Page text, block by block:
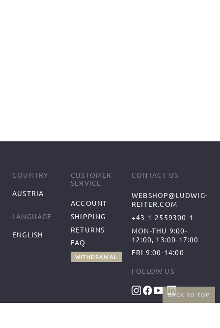
BACK TO TOP
COUNTRY
AUSTRIA
LANGUAGE
ENGLISH
CUSTOMER
SERVICE
ACCOUNT
SHIPPING
RETURNS
FAQ
WITHDRAWAL
CONTACT US
WEBSHOP@LUDWIG-
REITER.COM
+43-1-2559300-1
MON-THU 9:00-
12:00, 13:00-17:00
FRI 9:00-14:00
FOLLOW US